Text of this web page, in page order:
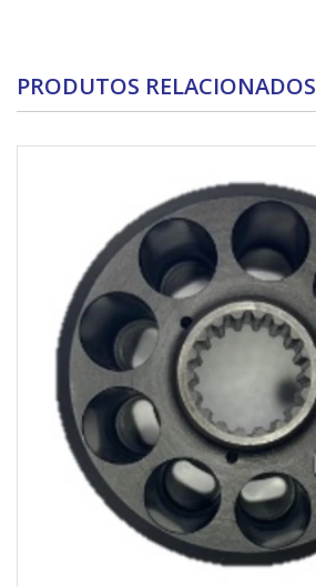
PRODUTOS RELACIONADOS